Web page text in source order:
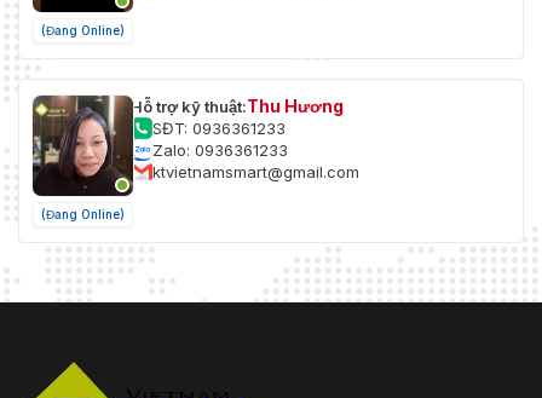
(Đang Online)
(Đang Online)
Hỗ trợ kỹ thuật:Thu Hương
SĐT: 0936361233
Zalo: 0936361233
ktvietnamsmart@gmail.com